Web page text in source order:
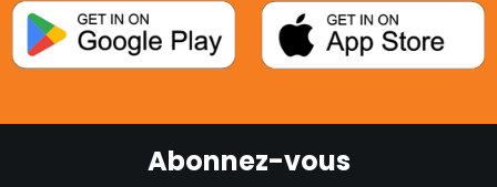
Abonnez-vous